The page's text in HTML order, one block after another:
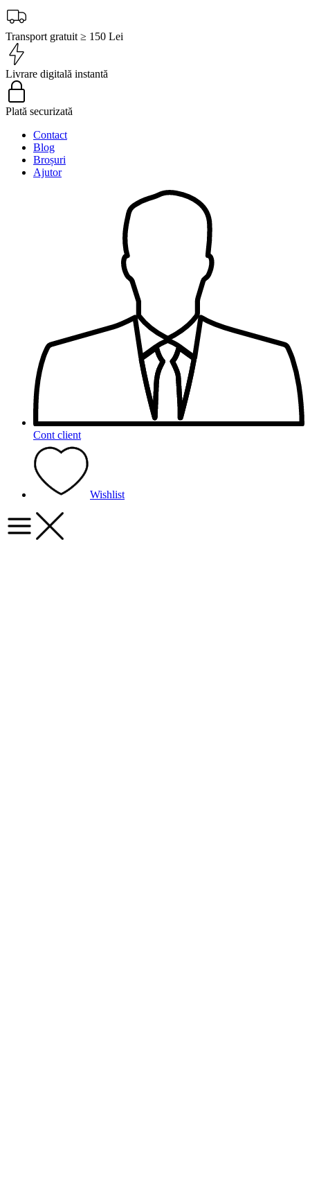
Transport gratuit ≥ 150 Lei
Livrare digitală instantă
Plată securizată
Contact
Blog
Broșuri
Ajutor
Cont client
Wishlist